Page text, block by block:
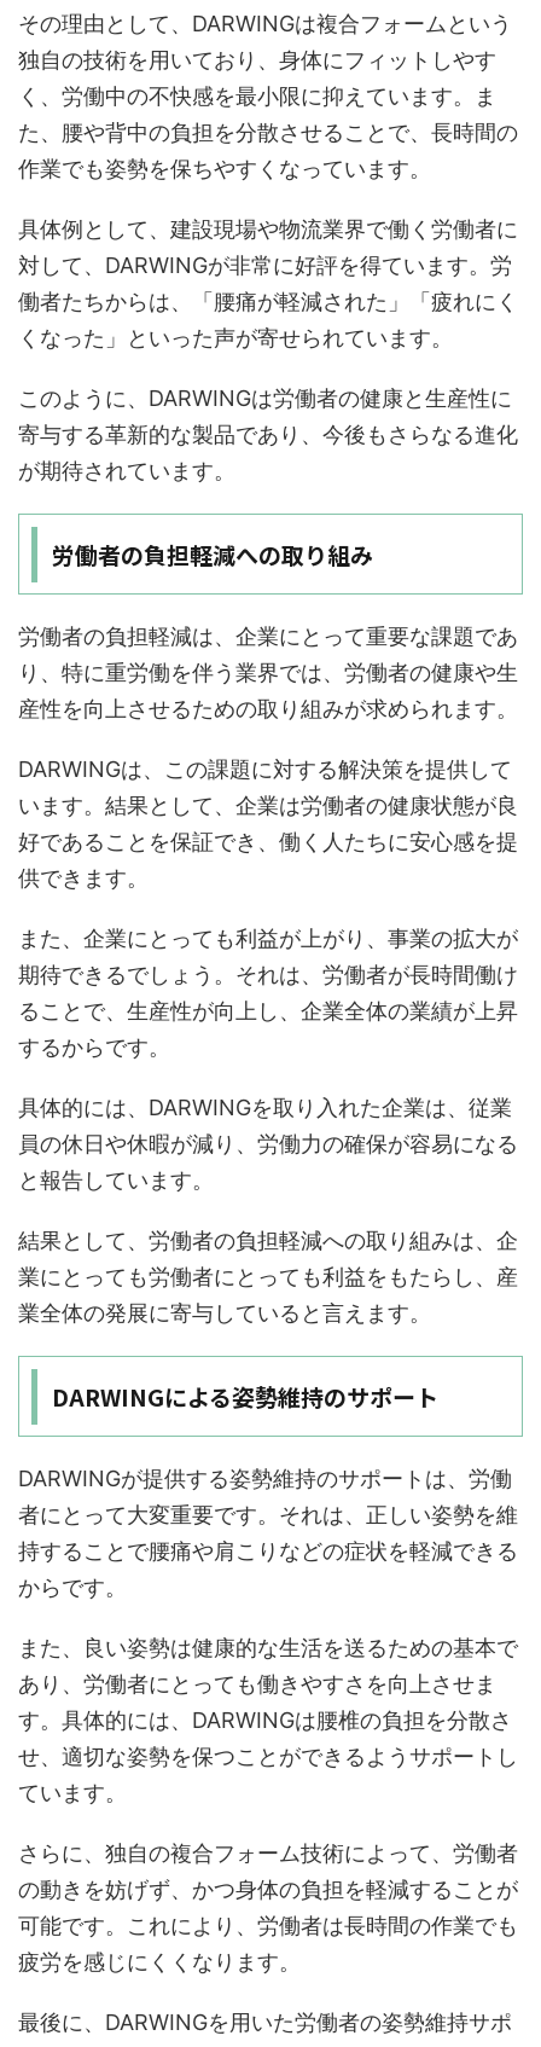
その理由として、DARWINGは複合フォームという
独自の技術を用いており、身体にフィットしやす
く、労働中の不快感を最小限に抑えています。ま
た、腰や背中の負担を分散させることで、長時間の
作業でも姿勢を保ちやすくなっています。
具体例として、建設現場や物流業界で働く労働者に
対して、DARWINGが非常に好評を得ています。労
働者たちからは、「腰痛が軽減された」「疲れにく
くなった」といった声が寄せられています。
このように、DARWINGは労働者の健康と生産性に
寄与する革新的な製品であり、今後もさらなる進化
が期待されています。
労働者の負担軽減への取り組み
労働者の負担軽減は、企業にとって重要な課題であ
り、特に重労働を伴う業界では、労働者の健康や生
産性を向上させるための取り組みが求められます。
DARWINGは、この課題に対する解決策を提供して
います。結果として、企業は労働者の健康状態が良
好であることを保証でき、働く人たちに安心感を提
供できます。
また、企業にとっても利益が上がり、事業の拡大が
期待できるでしょう。それは、労働者が長時間働け
ることで、生産性が向上し、企業全体の業績が上昇
するからです。
具体的には、DARWINGを取り入れた企業は、従業
員の休日や休暇が減り、労働力の確保が容易になる
と報告しています。
結果として、労働者の負担軽減への取り組みは、企
業にとっても労働者にとっても利益をもたらし、産
業全体の発展に寄与していると言えます。
DARWINGによる姿勢維持のサポート
DARWINGが提供する姿勢維持のサポートは、労働
者にとって大変重要です。それは、正しい姿勢を維
持することで腰痛や肩こりなどの症状を軽減できる
からです。
また、良い姿勢は健康的な生活を送るための基本で
あり、労働者にとっても働きやすさを向上させま
す。具体的には、DARWINGは腰椎の負担を分散さ
せ、適切な姿勢を保つことができるようサポートし
ています。
さらに、独自の複合フォーム技術によって、労働者
の動きを妨げず、かつ身体の負担を軽減することが
可能です。これにより、労働者は長時間の作業でも
疲労を感じにくくなります。
最後に、DARWINGを用いた労働者の姿勢維持サポ